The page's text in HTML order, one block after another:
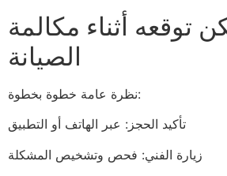
توقعه أثناء مكالمة
الصيانة
نظرة عامة خطوة بخطوة:
تأكيد الحجز: عبر الهاتف أو التطبيق
زيارة الفني: فحص وتشخيص المشكلة